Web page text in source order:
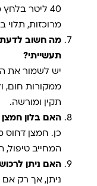
40 ליטר
מרוכזות, תלוי
מה חשוב לדעת
תעשייתי?
יש לשמור את
ממקורות חום,
תקין ומורשה.
האם בלון חמצן
כן. חמצן דחוס
המחייב
האם ניתן
ניתן, אך רק